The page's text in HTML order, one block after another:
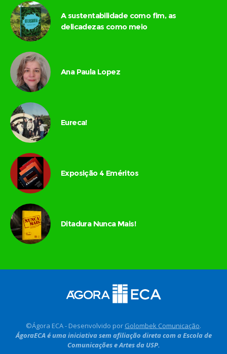
A sustentabilidade como fim, as
delicadezas como meio
Ana Paula Lopez
Eureca!
Exposição 4 Eméritos
Ditadura Nunca Mais!
©Ágora ECA - Desenvolvido por Golombek Comunicação.
ÁgoraECA é uma iniciativa sem afiliação direta com a Escola de
Comunicações e Artes da USP.